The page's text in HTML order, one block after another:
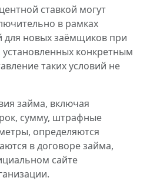
ставкой могут
в рамках
для новых заёмщиков при
конкретным
таких условий не
займа, включая
сумму, штрафные
определяются
в договоре займа,
сайте